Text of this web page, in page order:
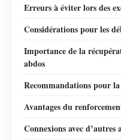
Erreurs à éviter lors des
Considérations pour les
Importance de la
abdos
Recommandations pour
Avantages du
Connexions avec d’autres